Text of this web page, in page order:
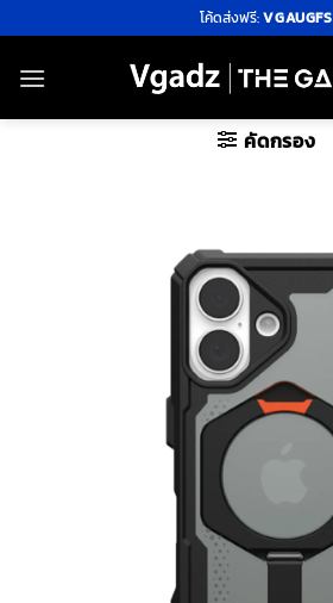
ไป
ยัง
โค้ดส่งฟรี:VGAUGFS
คัดกรอง